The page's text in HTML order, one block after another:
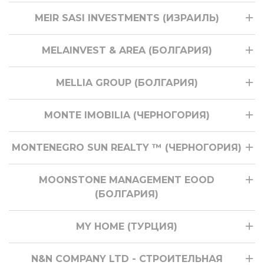
MEIR SASI INVESTMENTS (ИЗРАИЛЬ)
MELAINVEST & AREA (БОЛГАРИЯ)
MELLIA GROUP (БОЛГАРИЯ)
MONTE IMOBILIA (ЧЕРНОГОРИЯ)
MONTENEGRO SUN REALTY ™ (ЧЕРНОГОРИЯ)
MOONSTONE MANAGEMENT EOOD
(БОЛГАРИЯ)
MY HOME (ТУРЦИЯ)
N&N COMPANY LTD - СТРОИТЕЛЬНАЯ